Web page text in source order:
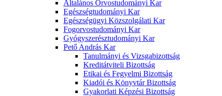
Általános Orvostudományi Kar
Egészségtudományi Kar
Egészségügyi Közszolgálati Kar
Fogorvostudományi Kar
Gyógyszerésztudományi Kar
Pető András Kar
Tanulmányi és Vizsgabizottság
Kreditátviteli Bizottság
Etikai és Fegyelmi Bizottság
Kiadói és Könyvtár Bizottság
Gyakorlati Képzési Bizottság